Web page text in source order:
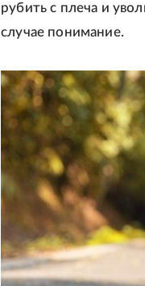
рубить с плеча и
случае понимание.